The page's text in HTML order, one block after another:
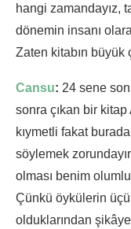
hangi zamandayız,
dönemin insanı
Zaten kitabın büyük
Cansu: 24 sene
sonra çıkan bir
kıymetli fakat
söylemek
olması benim
Çünkü öykülerin
olduklarından